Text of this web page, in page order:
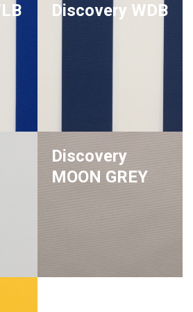
Discovery WDB
Discovery
MOON GREY